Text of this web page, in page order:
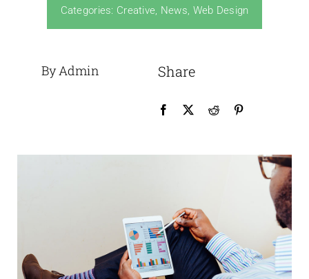
Categories: Creative, News, Web Design
By Admin Share